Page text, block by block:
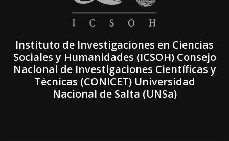
Instituto de Investigaciones en Ciencias
Sociales y Humanidades (ICSOH) Consejo
Nacional de Investigaciones Científicas y
Técnicas (CONICET) Universidad
Nacional de Salta (UNSa)